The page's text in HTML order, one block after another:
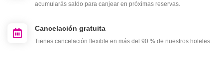
acumularás saldo para canjear en próximas reservas.
Cancelación gratuita
Tienes cancelación flexible en más del 90 % de nuestros hoteles.